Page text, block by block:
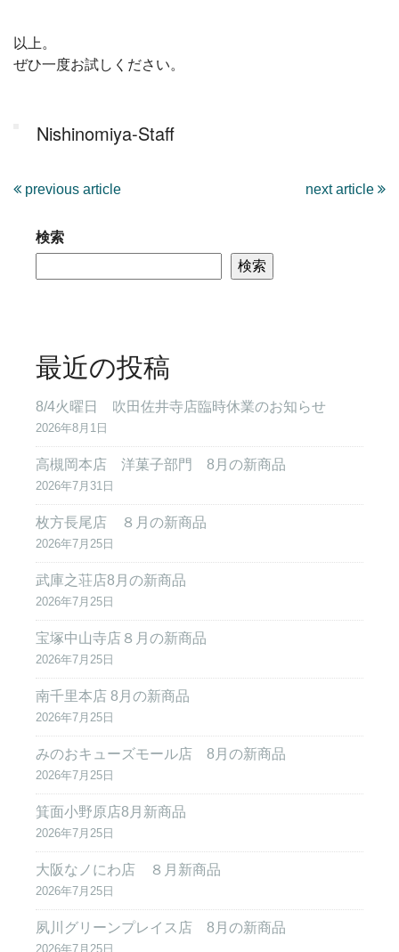
以上。
ぜひ一度お試しください。
Nishinomiya-Staff
previous article next article
検索
検索
最近の投稿
8/4火曜日 吹田佐井寺店臨時休業のお知らせ
2026年8月1日
高槻岡本店 洋菓子部門 8月の新商品
2026年7月31日
枚方長尾店 ８月の新商品
2026年7月25日
武庫之荘店8月の新商品
2026年7月25日
宝塚中山寺店８月の新商品
2026年7月25日
南千里本店 8月の新商品
2026年7月25日
みのおキューズモール店 8月の新商品
2026年7月25日
箕面小野原店8月新商品
2026年7月25日
大阪なノにわ店 ８月新商品
2026年7月25日
夙川グリーンプレイス店 8月の新商品
2026年7月25日